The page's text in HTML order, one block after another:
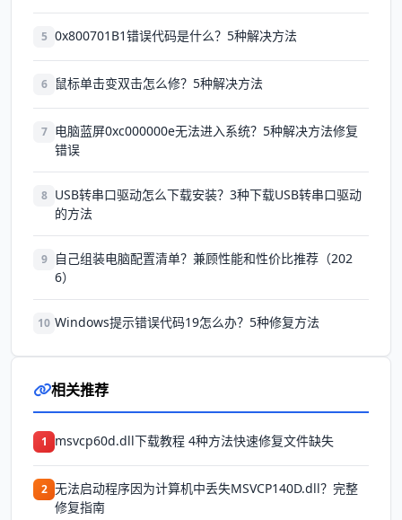
5 0x800701B1错误代码是什么？5种解决方法
6 鼠标单击变双击怎么修？5种解决方法
7 电脑蓝屏0xc000000e无法进入系统？5种解决方法修复
错误
8 USB转串口驱动怎么下载安装？3种下载USB转串口驱动
的方法
9
自己组装电脑配置清单？兼顾性能和性价比推荐（202
6）
10 Windows提示错误代码19怎么办？5种修复方法
相关推荐
1 msvcp60d.dll下载教程 4种方法快速修复文件缺失
2 无法启动程序因为计算机中丢失MSVCP140D.dll？完整
修复指南